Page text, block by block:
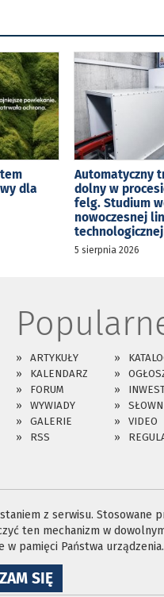
dla
Automatyczny
dolny w
felg. Studium
nowoczesnej
technologicznej
5 sierpnia 2026
ARTYKUŁY
KALENDARZ
FORUM
WYWIADY
GALERIE
VIDEO
RSS
z serwisu.
ten mechanizm w
w pamięci Państwa urządzenia.
SIĘNA